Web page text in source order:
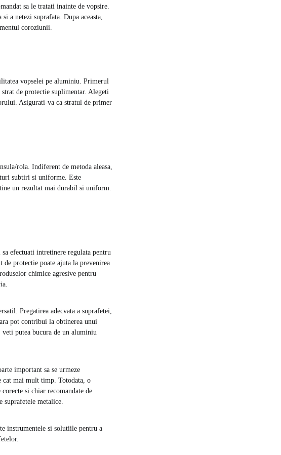
sa le tratati inainte de vopsire.
a netezi suprafata. Dupa aceasta,
coroziunii.
vopselei pe aluminiu. Primerul
de protectie suplimentar. Alegeti
Asigurati-va ca stratul de primer
rola. Indiferent de metoda aleasa,
subtiri si uniforme. Este
un rezultat mai durabil si uniform.
efectuati intretinere regulata pentru
de protectie poate ajuta la prevenirea
chimice agresive pentru
Pregatirea adecvata a suprafetei,
pot contribui la obtinerea unui
veti putea bucura de un aluminiu
important sa se urmeze
cat mai mult timp. Totodata, o
corecte si chiar recomandate de
metalice.
instrumentele si solutiile pentru a